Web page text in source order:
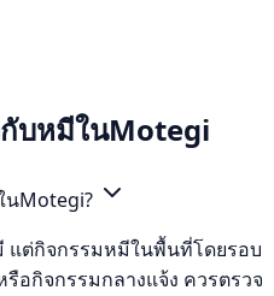
บหมีในMotegi
Motegi?
ต่กิจกรรมหมีในพื้นที่โดยรอบ
อกิจกรรมกลางแจ้ง ควรตรวจ